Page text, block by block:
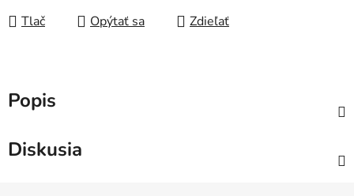
Tlač Opýtať sa Zdieľať
Popis
Diskusia